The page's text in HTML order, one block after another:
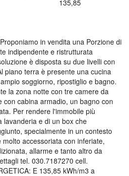
135,85
in vendita una Porzione di
indipendente e ristrutturata
è disposta su due livelli con
piano terra è presente una cucina
soggiorno, ripostiglio e bagno.
la zona notte con tre camere da
con cabina armadio, un bagno con
Per rendere l'immobile più
lavanderia e di un box che
specialmente in un contesto
accessoriata con inferiate,
allarme e tanto altro da
tel. 030.7187270 cell.
E 135,85 kWh/m3 a